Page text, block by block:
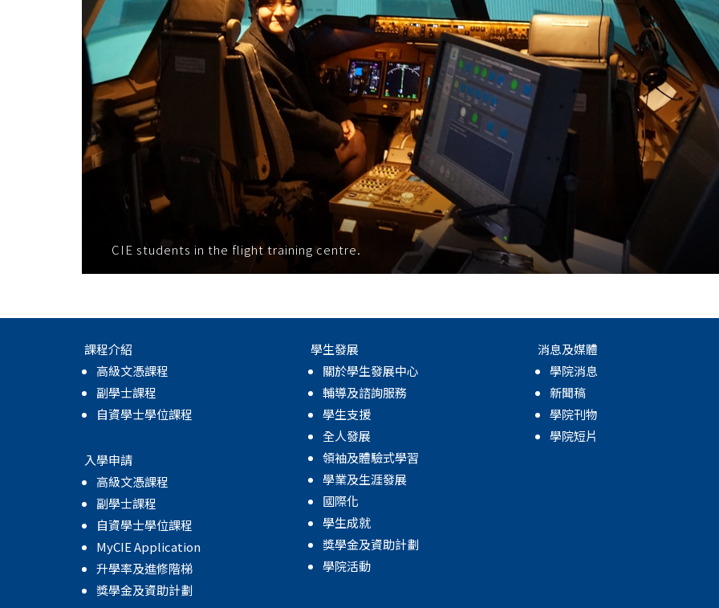
CIE students in the flight training centre.
課程介紹
高級文憑課程
副學士課程
自資學士學位課程
入學申請
高級文憑課程
副學士課程
自資學士學位課程
MyCIE Application
升學率及進修階梯
獎學金及資助計劃
學生發展
關於學生發展中心
輔導及諮詢服務
學生支援
全人發展
領袖及體驗式學習
學業及生涯發展
國際化
學生成就
獎學金及資助計劃
學院活動
消息及媒體
學院消息
新聞稿
學院刊物
學院短片